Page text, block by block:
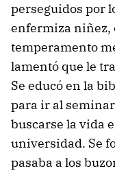
perseguidos por
enfermiza niñez,
temperamento
lamentó que le
Se educó en la
para ir al
buscarse la vida
universidad. Se
pasaba a los